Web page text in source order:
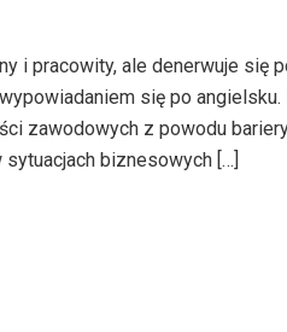
i pracowity, ale denerwuje się
się po
zawodowych z powodu
biznesowych […]